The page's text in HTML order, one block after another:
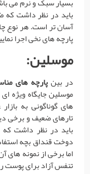
باید در نظر داشت که
آسان تر است. هر نوع
پارچه های نخی اجرا
موسلین:
در بینپارچه های
موسلین جایگاه ویژه
های گوناگونی به
تارهای ضعیف و برخی
باید در نظر داشت که
دوخت قنداق بچه
اما برخی از نمونه های
تنفس آزاد برای پوست